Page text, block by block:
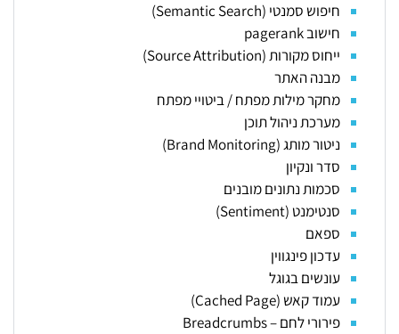
חיפוש סמנטי (Semantic Search)
חישוב pagerank
ייחוס מקורות (Source Attribution)
מבנה האתר
מחקר מילות מפתח / ביטויי מפתח
מערכת ניהול תוכן
ניטור מותג (Brand Monitoring)
סדר ונקיון
סכמות נתונים מובנים
סנטימנט (Sentiment)
ספאם
עדכון פינגווין
עונשים בגוגל
עמוד קאש (Cached Page)
פירורי לחם – Breadcrumbs